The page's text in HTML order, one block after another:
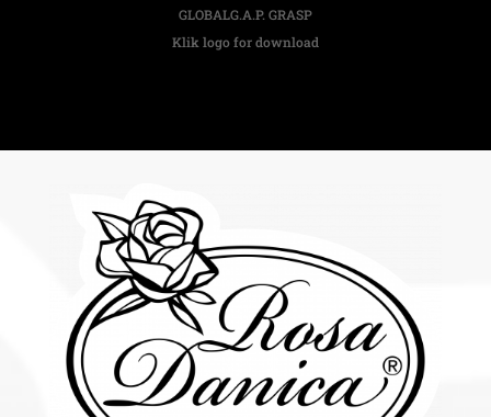
GLOBALG.A.P. GRASP
Klik logo for download